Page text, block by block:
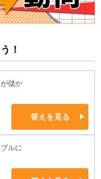
！
儲か
答えを見る
ルに